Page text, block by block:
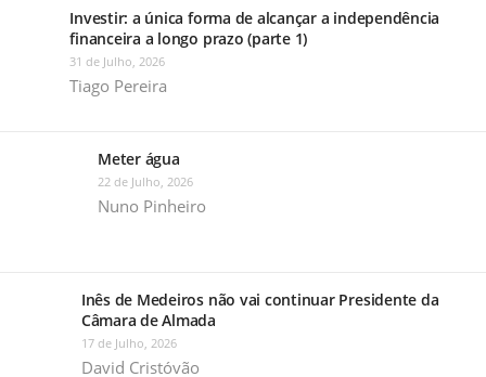
Investir: a única forma de alcançar a independência
financeira a longo prazo (parte 1)
31 de Julho, 2026
Tiago Pereira
Meter água
22 de Julho, 2026
Nuno Pinheiro
Inês de Medeiros não vai continuar Presidente da
Câmara de Almada
17 de Julho, 2026
David Cristóvão